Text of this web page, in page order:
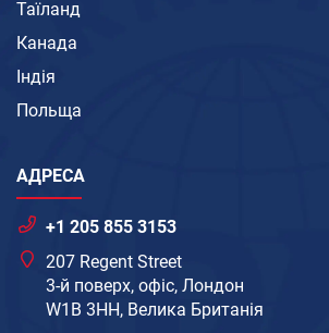
Таїланд
Канада
Індія
Польща
АДРЕСА
+1 205 855 3153
207 Regent Street
3-й поверх, офіс, Лондон
W1B 3HH, Велика Британія